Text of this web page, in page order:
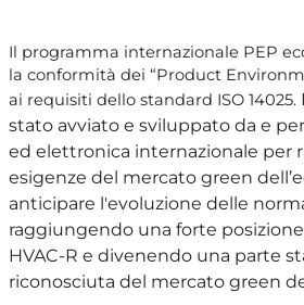
Il programma internazionale PEP
la conformità dei “Product
ai requisiti dello standard ISO 14025.
stato avviato e sviluppato da e
ed elettronica internazionale per
esigenze del mercato green
anticipare l'evoluzione delle
raggiungendo una forte
HVAC-R e divenendo una parte
riconosciuta del mercato green